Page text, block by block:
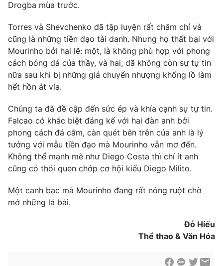
Ðiện thoại Thời báo VTV:
Liên hệ quảng cáo:
024-7300.7108
® Cấm sao chép dưới mọi hình thức nếu không có sự chấp
thông tin từ website này.
Drogba mùa trước.
Torres và Shevchenko đã tập luyện rất chăm chỉ và
cũng là những tiền đạo tài danh. Nhưng họ thất bại với
Mourinho bởi hai lẽ: một, là không phù hợp với phong
cách bóng đá của thầy, và hai, đã không còn sự tự tin
nữa sau khi bị những giá chuyển nhượng khổng lồ làm
hết hồn át vía.
Chúng ta đã đề cập đến sức ép và khía cạnh sự tự tin.
Falcao có khác biệt đáng kể với hai đàn anh bởi
phong cách đá cắm, càn quét bên trên của anh là lý
tưởng với mẫu tiền đạo mà Mourinho vẫn mơ đến.
Không thể mạnh mẽ như Diego Costa thì chí ít anh
cũng có thói quen chớp cơ hội kiểu Diego Milito.
Một canh bạc mà Mourinho đang rất nóng ruột chờ
mở những lá bài.
Đỗ Hiếu
Thể thao & Văn Hóa